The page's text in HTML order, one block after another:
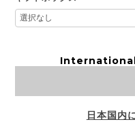
日本国内